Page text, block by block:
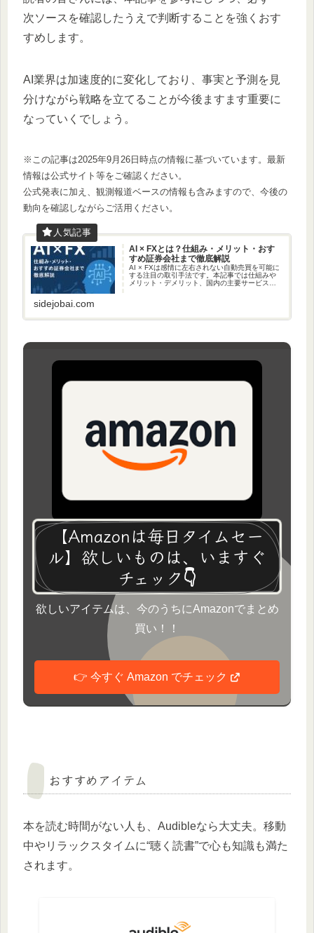
次ソースを確認したうえで判断することを強くおす
すめします。
AI業界は加速度的に変化しており、事実と予測を見
分けながら戦略を立てることが今後ますます重要に
なっていくでしょう。
※この記事は2025年9月26日時点の情報に基づいています。最新
情報は公式サイト等をご確認ください。
公式発表に加え、観測報道ベースの情報も含みますので、今後の
動向を確認しながらご活用ください。
AI × FXとは？仕組み・メリット・おす
すめ証券会社まで徹底解説
AI × FXは感情に左右されない自動売買を可能に
する注目の取引手法です。本記事では仕組みや
メリット・デメリット、国内の主要サービス
sidejobai.com
【Amazonは毎日タイムセー
ル】欲しいものは、いますぐ
チェック👇
欲しいアイテムは、今のうちにAmazonでまとめ
買い！！
👉 今すぐ Amazon でチェック
おすすめアイテム
本を読む時間がない人も、Audibleなら大丈夫。移動
中やリラックスタイムに“聴く読書”で心も知識も満た
されます。